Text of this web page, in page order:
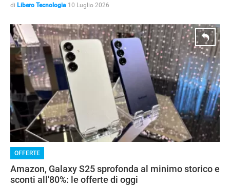
di Libero Tecnologia 10 Luglio 2026
OFFERTE
Amazon, Galaxy S25 sprofonda al minimo storico e
sconti all'80%: le offerte di oggi